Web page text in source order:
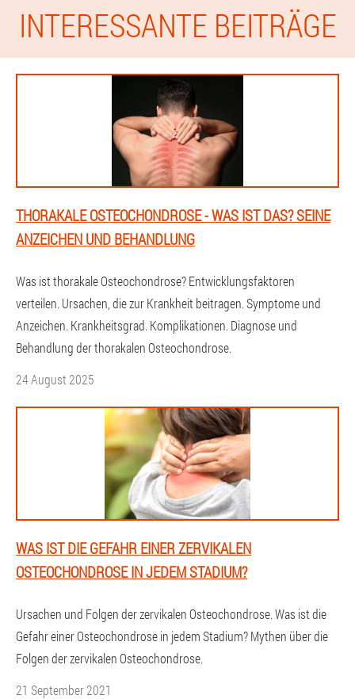
INTERESSANTE BEITRÄGE
THORAKALE OSTEOCHONDROSE - WAS IST DAS? SEINE
ANZEICHEN UND BEHANDLUNG
Was ist thorakale Osteochondrose? Entwicklungsfaktoren
verteilen. Ursachen, die zur Krankheit beitragen. Symptome und
Anzeichen. Krankheitsgrad. Komplikationen. Diagnose und
Behandlung der thorakalen Osteochondrose.
24 August 2025
WAS IST DIE GEFAHR EINER ZERVIKALEN
OSTEOCHONDROSE IN JEDEM STADIUM?
Ursachen und Folgen der zervikalen Osteochondrose. Was ist die
Gefahr einer Osteochondrose in jedem Stadium? Mythen über die
Folgen der zervikalen Osteochondrose.
21 September 2021